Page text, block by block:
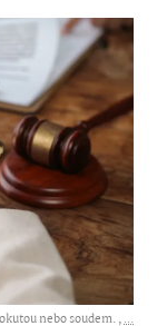
nebo soudem. ,...